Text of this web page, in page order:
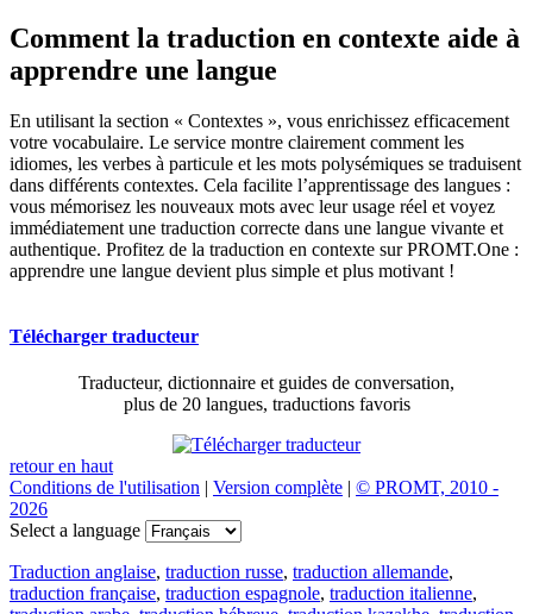
Comment la traduction en contexte aide à
apprendre une langue
En utilisant la section « Contextes », vous enrichissez efficacement
votre vocabulaire. Le service montre clairement comment les
idiomes, les verbes à particule et les mots polysémiques se traduisent
dans différents contextes. Cela facilite l’apprentissage des langues :
vous mémorisez les nouveaux mots avec leur usage réel et voyez
immédiatement une traduction correcte dans une langue vivante et
authentique. Profitez de la traduction en contexte sur PROMT.One :
apprendre une langue devient plus simple et plus motivant !
Télécharger traducteur
Traducteur, dictionnaire et guides de conversation,
plus de 20 langues, traductions favoris
retour en haut
Conditions de l'utilisation | Version complète | © PROMT, 2010 -
2026
Select a language
Traduction anglaise, traduction russe, traduction allemande,
traduction française, traduction espagnole, traduction italienne,